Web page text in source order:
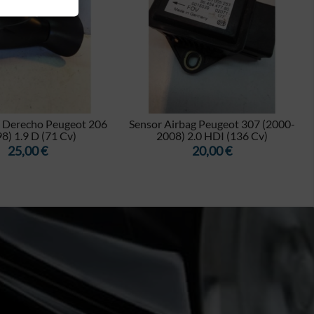
Peugeot 206
1.9 D (71 Cv)
Precio
25,00 €
Sensor Airbag Peugeot 307 (2000-
2008) 2.0 HDI (136 Cv)
Precio
20,00 €
